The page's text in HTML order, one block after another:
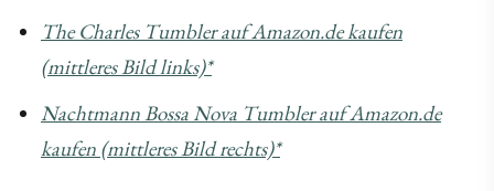
The Charles Tumbler auf Amazon.de kaufen
(mittleres Bild links)*
Nachtmann Bossa Nova Tumbler auf Amazon.de
kaufen (mittleres Bild rechts)*